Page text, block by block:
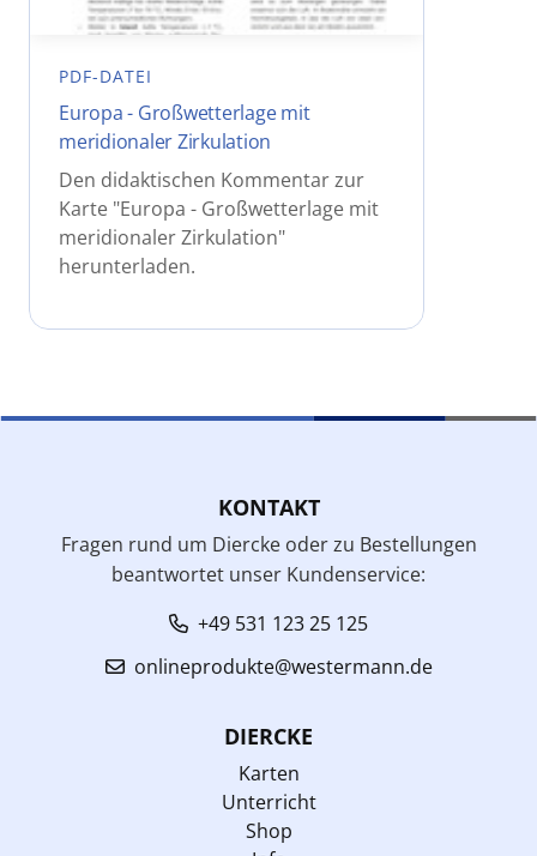
PDF-DATEI
Europa - Großwetterlage mit
meridionaler Zirkulation
Den didaktischen Kommentar zur
Karte "Europa - Großwetterlage mit
meridionaler Zirkulation"
herunterladen.
KONTAKT
Fragen rund um Diercke oder zu Bestellungen
beantwortet unser Kundenservice:
+49 531 123 25 125
onlineprodukte@westermann.de
DIERCKE
Karten
Unterricht
Shop